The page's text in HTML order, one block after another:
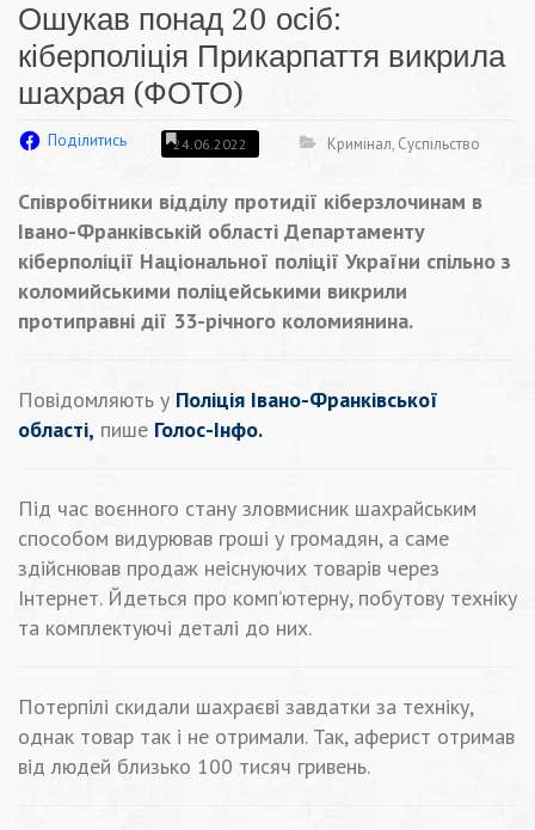
Ошукав понад 20 осіб:
кіберполіція Прикарпаття викрила
шахрая (ФОТО)
Поділитись 24.06.2022 Кримінал, Суспільство
Співробітники відділу протидії кіберзлочинам в
Івано-Франківській області Департаменту
кіберполіції Національної поліції України спільно з
коломийськими поліцейськими викрили
протиправні дії 33-річного коломиянина.
Повідомляють у Поліція Івано-Франківської
області, пише Голос-Інфо.
Під час воєнного стану зловмисник шахрайським
способом видурював гроші у громадян, а саме
здійснював продаж неіснуючих товарів через
Інтернет. Йдеться про комп’ютерну, побутову техніку
та комплектуючі деталі до них.
Потерпілі скидали шахраєві завдатки за техніку,
однак товар так і не отримали. Так, аферист отримав
від людей близько 100 тисяч гривень.